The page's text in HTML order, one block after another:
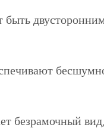
безрамочный